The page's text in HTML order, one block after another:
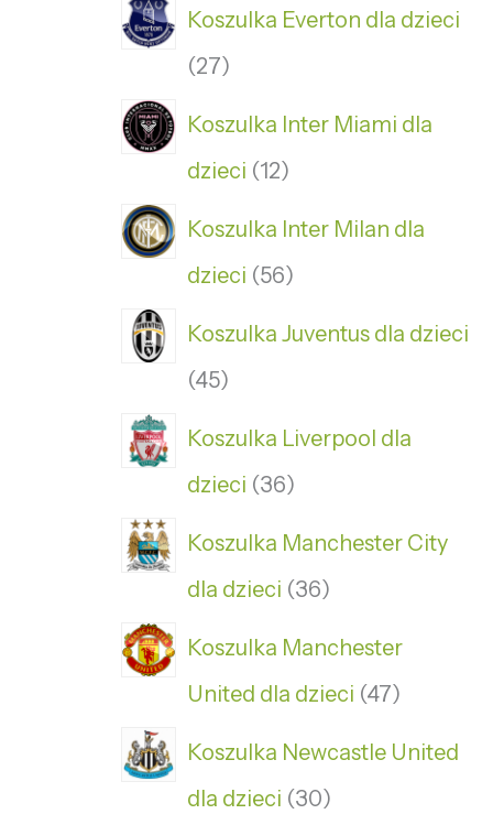
Koszulka Everton dla dzieci
27
Koszulka Inter Miami dla
dzieci 12
Koszulka Inter Milan dla
dzieci 56
Koszulka Juventus dla dzieci
45
Koszulka Liverpool dla
dzieci 36
Koszulka Manchester City
dla dzieci 36
Koszulka Manchester
United dla dzieci 47
Koszulka Newcastle United
dla dzieci 30